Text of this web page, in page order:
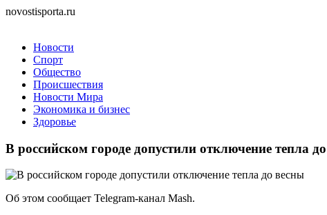
novostisporta.ru
Новости
Спорт
Общество
Происшествия
Новости Мира
Экономика и бизнес
Здоровье
В российском городе допустили отключение тепла
Об этом сообщает Telegram-канал Mash.